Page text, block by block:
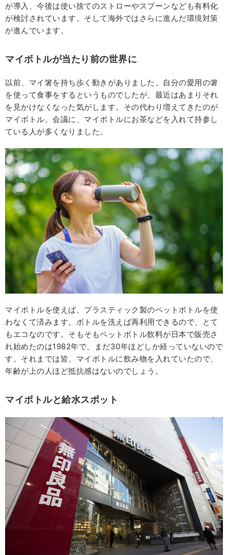
が導入、今後は使い捨てのストローやスプーンなども有料化
が検討されています。そして海外ではさらに進んだ環境対策
が進んでいます。
マイボトルが当たり前の世界に
以前、マイ箸を持ち歩く動きがありました。自分の愛用の箸
を使って食事をするというものでしたが、最近はあまりそれ
を見かけなくなった気がします。その代わり増えてきたのが
マイボトル。会議に、マイボトルにお茶などを入れて持参し
ている人が多くなりました。
マイボトルを使えば、プラスティック製のペットボトルを使
わなくて済みます。ボトルを洗えば再利用できるので、とて
もエコなのです。そもそもペットボトル飲料が日本で販売さ
れ始めたのは1982年で、まだ30年ほどしか経っていないので
す。それまでは皆、マイボトルに飲み物を入れていたので、
年齢が上の人ほど抵抗感はないのでしょう。
マイボトルと給水スポット